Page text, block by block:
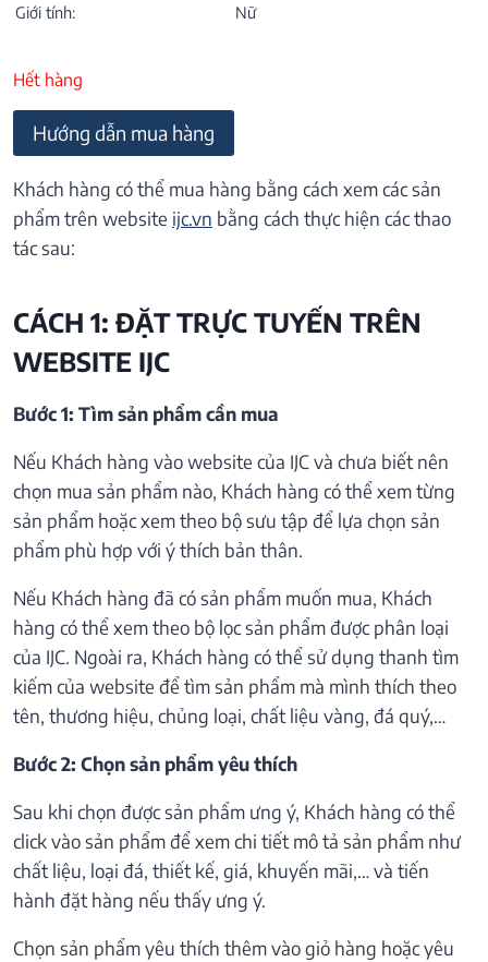
Giới tính: Nữ
Hết hàng
Hướng dẫn mua hàng
Khách hàng có thể mua hàng bằng cách xem các sản
phẩm trên website ijc.vn bằng cách thực hiện các thao
tác sau:
CÁCH 1: ĐẶT TRỰC TUYẾN TRÊN
WEBSITE IJC
Bước 1: Tìm sản phẩm cần mua
Nếu Khách hàng vào website của IJC và chưa biết nên
chọn mua sản phẩm nào, Khách hàng có thể xem từng
sản phẩm hoặc xem theo bộ sưu tập để lựa chọn sản
phẩm phù hợp với ý thích bản thân.
Nếu Khách hàng đã có sản phẩm muốn mua, Khách
hàng có thể xem theo bộ lọc sản phẩm được phân loại
của IJC. Ngoài ra, Khách hàng có thể sử dụng thanh tìm
kiếm của website để tìm sản phẩm mà mình thích theo
tên, thương hiệu, chủng loại, chất liệu vàng, đá quý,…
Bước 2: Chọn sản phẩm yêu thích
Sau khi chọn được sản phẩm ưng ý, Khách hàng có thể
click vào sản phẩm để xem chi tiết mô tả sản phẩm như
chất liệu, loại đá, thiết kế, giá, khuyến mãi,… và tiến
hành đặt hàng nếu thấy ưng ý.
Chọn sản phẩm yêu thích thêm vào giỏ hàng hoặc yêu